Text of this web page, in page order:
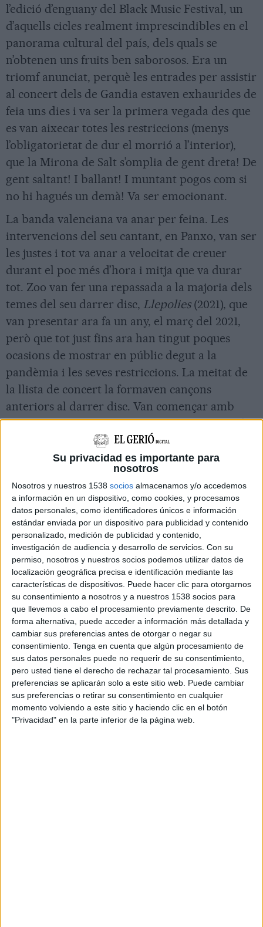
Su privacidad es importante para
nosotros
Nosotros y nuestros 1538 socios almacenamos y/o accedemos
a información en un dispositivo, como cookies, y procesamos
datos personales, como identificadores únicos e información
estándar enviada por un dispositivo para publicidad y contenido
personalizado, medición de publicidad y contenido,
investigación de audiencia y desarrollo de servicios. Con su
permiso, nosotros y nuestros socios podemos utilizar datos de
localización geográfica precisa e identificación mediante las
características de dispositivos. Puede hacer clic para otorgarnos
su consentimiento a nosotros y a nuestros 1538 socios para
que llevemos a cabo el procesamiento previamente descrito. De
forma alternativa, puede acceder a información más detallada y
cambiar sus preferencias antes de otorgar o negar su
consentimiento. Tenga en cuenta que algún procesamiento de
sus datos personales puede no requerir de su consentimiento,
pero usted tiene el derecho de rechazar tal procesamiento. Sus
preferencias se aplicarán solo a este sitio web. Puede cambiar
sus preferencias o retirar su consentimiento en cualquier
momento volviendo a este sitio y haciendo clic en el botón
"Privacidad" en la parte inferior de la página web.
l’edició d’enguany del Black Music Festival, un
d’aquells cicles realment imprescindibles en el
panorama cultural del país, dels quals se
n’obtenen uns fruits ben saborosos. Era un
triomf anunciat, perquè les entrades per assistir
al concert dels de Gandia estaven exhaurides de
feia uns dies i va ser la primera vegada des que
es van aixecar totes les restriccions (menys
l’obligatorietat de dur el morrió a l’interior),
que la Mirona de Salt s’omplia de gent dreta! De
gent saltant! I ballant! I muntant pogos com si
no hi hagués un demà! Va ser emocionant.
La banda valenciana va anar per feina. Les
intervencions del seu cantant, en Panxo, van ser
les justes i tot va anar a velocitat de creuer
durant el poc més d’hora i mitja que va durar
tot. Zoo van fer una repassada a la majoria dels
temes del seu darrer disc, Llepolies(2021), que
van presentar ara fa un any, el març del 2021,
però que tot just fins ara han tingut poques
ocasions de mostrar en públic degut a la
pandèmia i les seves restriccions. La meitat de
la llista de concert la formaven cançons
anteriors al darrer disc. Van començar amb
Avant,Tir al ninotiLa del futbol, totes elles de
, que van precedir la primera incursió
en temes de discos anteriors, comVulloFaena
Tempestes vénen del sud, 2014), per tornar a
LlepoliesambEii reprendre el concert amb
més temes anteriors, com la monumentalLa
mestra(Raval ) o Carrer de l’amargura (TVS).
L’inici deTir al ninot, la segona cançó del
recital, amb uns vents pontentíssims, és un dels
millors inicis de tema de la banda i van situar
de seguida al públic, que va rebre tot content i
endollatLa del futbol, que és un seguit de
plantofades amb la mà oberta a l’esport rei, a
“l’opi del poble”, als interessos econòmics que
mouen l’alta competició i la corrupció que li és
inherent. Durant la introducció deLa mestra–
al meu gust, dels millors, si no el millor tema
del grup- va quedar clar que aproximadament